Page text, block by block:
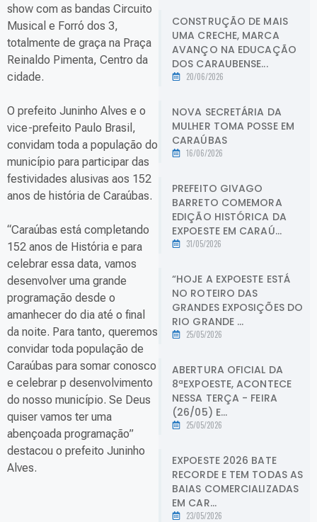
show com as bandas Circuito
Musical e Forró dos 3,
totalmente de graça na Praça
Reinaldo Pimenta, Centro da
cidade.
O prefeito Juninho Alves e o
vice-prefeito Paulo Brasil,
convidam toda a população do
município para participar das
festividades alusivas aos 152
anos de história de Caraúbas.
“Caraúbas está completando
152 anos de História e para
celebrar essa data, vamos
desenvolver uma grande
programação desde o
amanhecer do dia até o final
da noite. Para tanto, queremos
convidar toda população de
Caraúbas para somar conosco
e celebrar p desenvolvimento
do nosso município. Se Deus
quiser vamos ter uma
abençoada programação”
destacou o prefeito Juninho
Alves.
CONSTRUÇÃO DE MAIS
UMA CRECHE, MARCA
AVANÇO NA EDUCAÇÃO
DOS CARAUBENSE...
20/06/2026
NOVA SECRETÁRIA DA
MULHER TOMA POSSE EM
CARAÚBAS
16/06/2026
PREFEITO GIVAGO
BARRETO COMEMORA
EDIÇÃO HISTÓRICA DA
EXPOESTE EM CARAÚ...
31/05/2026
“HOJE A EXPOESTE ESTÁ
NO ROTEIRO DAS
GRANDES EXPOSIÇÕES DO
RIO GRANDE ...
25/05/2026
ABERTURA OFICIAL DA
8ªEXPOESTE, ACONTECE
NESSA TERÇA - FEIRA
(26/05) E...
25/05/2026
EXPOESTE 2026 BATE
RECORDE E TEM TODAS AS
BAIAS COMERCIALIZADAS
EM CAR...
23/05/2026